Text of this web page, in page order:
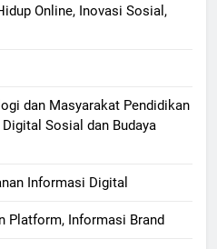
Online, Inovasi Sosial,
dan Masyarakat Pendidikan
Sosial dan Budaya
Informasi Digital
Platform, Informasi Brand